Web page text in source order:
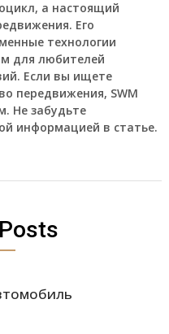
а настоящий
Его
технологии
для любителей
Если вы ищете
передвижения, SWM
Не забудьте
информацией в статье.